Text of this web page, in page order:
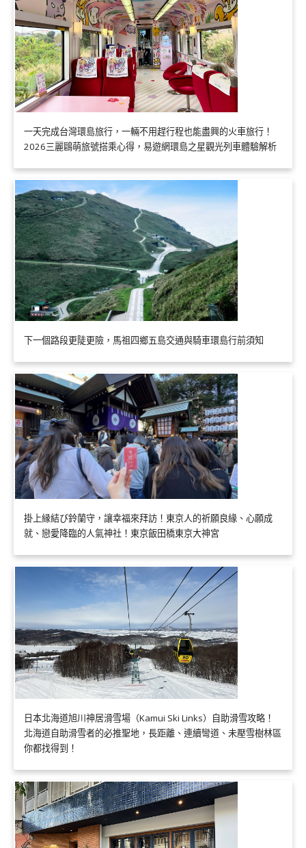
一天完成台灣環島旅行，一輛不用趕行程也能盡興的火車旅行！
2026三麗鷗萌旅號搭乘心得，易遊網環島之星觀光列車體驗解析
下一個路段更陡更險，馬祖四鄉五島交通與騎車環島行前須知
掛上縁結び鈴蘭守，讓幸福來拜訪！東京人的祈願良緣、心願成
就、戀愛降臨的人氣神社！東京飯田橋東京大神宮
日本北海道旭川神居滑雪場（Kamui Ski Links）自助滑雪攻略！
北海道自助滑雪者的必推聖地，長距離、連續彎道、未壓雪樹林區
你都找得到！